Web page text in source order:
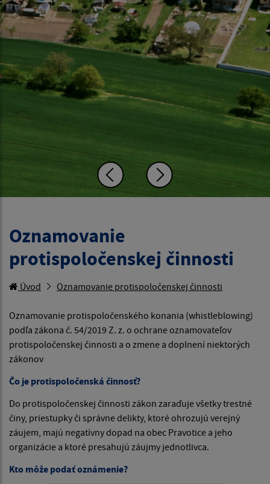
Oznamovanie
protispoločenskej činnosti
Úvod Oznamovanie protispoločenskej činnosti
Oznamovanie protispoločenského konania (whistleblowing)
podľa zákona č. 54/2019 Z. z. o ochrane oznamovateľov
protispoločenskej činnosti a o zmene a doplnení niektorých
zákonov
Čo je protispoločenská činnosť?
Do protispoločenskej činnosti zákon zaraďuje všetky trestné
činy, priestupky či správne delikty, ktoré ohrozujú verejný
záujem, majú negatívny dopad na obec Pravotice a jeho
organizácie a ktoré presahujú záujmy jednotlivca.
Kto môže podať oznámenie?